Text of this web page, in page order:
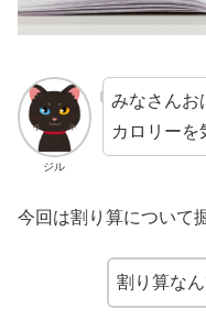
ジル
みなさんお
カロリーを
今回は割り算について
割り算な